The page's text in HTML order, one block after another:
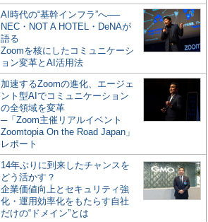
AI時代の“基幹インフラ”へ──
NEC・NOT A HOTEL・DeNAが
語る
Zoomを核にしたコミュニケーシ
ョン変革とAI活用法
加速するZoomの進化、エージェ
ント型AIでコミュニケーション
の全領域を変革
─「Zoom主催リアルイベント
Zoomtopia On the Road Japan」
レポート
14年ぶりに到来したチャンスを
どう活かす？
企業価値向上とセキュリティ強
化・運用効率化をもたらす自社
だけの“ドメイン”とは